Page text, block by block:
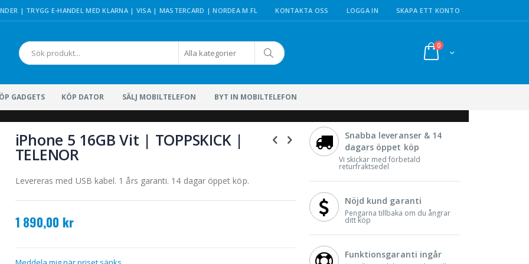
| TRYGG E-HANDEL MED KLARNA | VISA | MASTERCARD | NORDEA M.FL KONTAKTA OSS LOGGA IN SKAPA ETT KONTO
Cart
0artiklar
Sök
GADGETS KÖP DATOR SÄLJ MOBILTELEFON BYT IN MOBILTELEFON
iPhone 5 16GB Vit | TOPPSKICK |
TELENOR
Levereras med USB kabel. 1 års garanti. 14 dagar öppet köp.
1 890,00 kr
Snabba leveranser & 14
dagars öppet köp
Vi skickar med förbetald
returfraktsedel
Nöjd kund garanti
Pengarna tillbaka om du ångrar
ditt köp
Funktionsgaranti ingår